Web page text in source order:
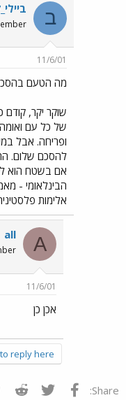
ב ביילי_007
11/6/01
מה הטעם
שוקר יקר,
של כל עם
ופריחה. אבל
להסכם שלום.
אם בשטח הוא
הבינלאומי -
אלימות
A
all
11/6/01
אכן כן
reply here.
Share: פייסבוק Twitter